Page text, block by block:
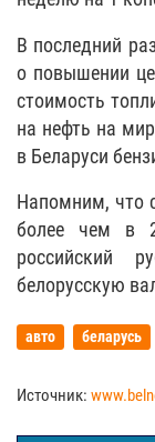
В последний
о повышении
стоимость
на нефть на
в Беларуси
Напомним, что
более чем в
российский
белорусскую
авто беларусь
Источник: